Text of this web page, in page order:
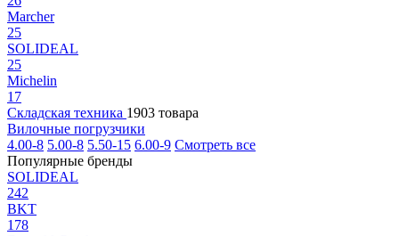
Marcher
25
SOLIDEAL
25
Michelin
17
Складская техника 1903 товара
Вилочные погрузчики
4.00-8 5.00-8 5.50-15 6.00-9 Смотреть все
Популярные бренды
SOLIDEAL
242
BKT
178